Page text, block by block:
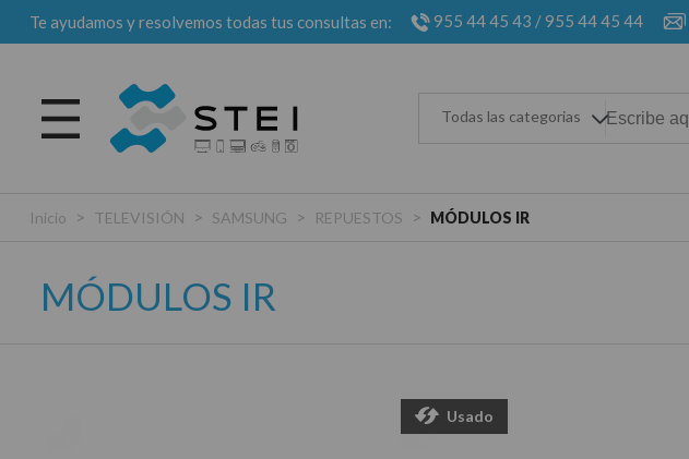
Te ayudamos y resolvemos todas tus consultas en: 955 44 45 43 /955 44 45 44
Todas las categorias
Inicio > TELEVISIÓN > SAMSUNG > REPUESTOS > MÓDULOS IR
MÓDULOS IR
Usado